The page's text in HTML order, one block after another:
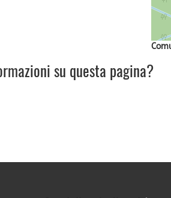
su questa pagina?